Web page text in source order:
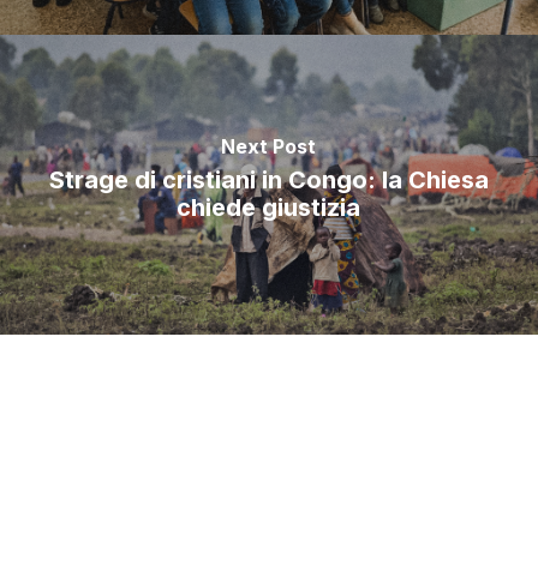
Next Post
Strage di cristiani in Congo: la Chiesa
chiede giustizia